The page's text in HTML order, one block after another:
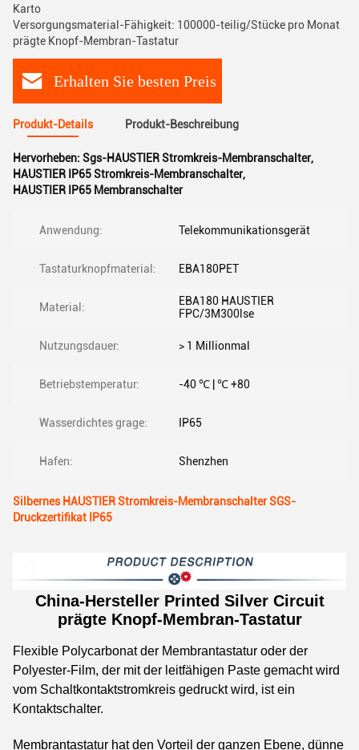
Karto
Versorgungsmaterial-Fähigkeit: 100000-teilig/Stücke pro Monat
prägte Knopf-Membran-Tastatur
Erhalten Sie besten Preis
Produkt-Details Produkt-Beschreibung
Hervorheben: Sgs-HAUSTIER Stromkreis-Membranschalter,
HAUSTIER IP65 Stromkreis-Membranschalter,
HAUSTIER IP65 Membranschalter
Anwendung: Telekommunikationsgerät
Tastaturknopfmaterial: EBA180PET
Material:
EBA180 HAUSTIER
FPC/3M300lse
Nutzungsdauer: > 1 Millionmal
Betriebstemperatur: -40 ℃ | ℃ +80
Wasserdichtes grage: IP65
Hafen: Shenzhen
Silbernes HAUSTIER Stromkreis-Membranschalter SGS-
Druckzertifikat IP65
China-Hersteller Printed Silver Circuit
prägte Knopf-Membran-Tastatur
Flexible Polycarbonat der Membrantastatur oder der
Polyester-Film, der mit der leitfähigen Paste gemacht wird
vom Schaltkontaktstromkreis gedruckt wird, ist ein
Kontaktschalter.
Membrantastatur hat den Vorteil der ganzen Ebene, dünne